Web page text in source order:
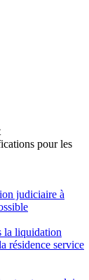
pour les
judiciaire à
la liquidation
résidence service